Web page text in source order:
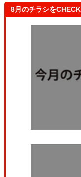
8月のチラシをCHECK